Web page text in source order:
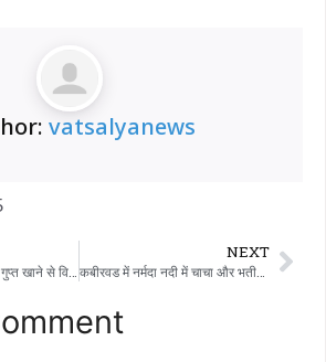
vatsalyanews
शामलाजी: लग्ज़री बस के गुप्त खाने से विदेशी शराब ज़ब्त, अहमदाबाद पहुँचने से पहले ही पुलिस ने की कार्रवाई।
NEXT
कबीरवड में नर्मदा नदी में चाचा और भतीजे डूबे: भतीजे को बचाने की कोशिश में चाचा भी पानी में डूब गए, चाचा का शव मिला।